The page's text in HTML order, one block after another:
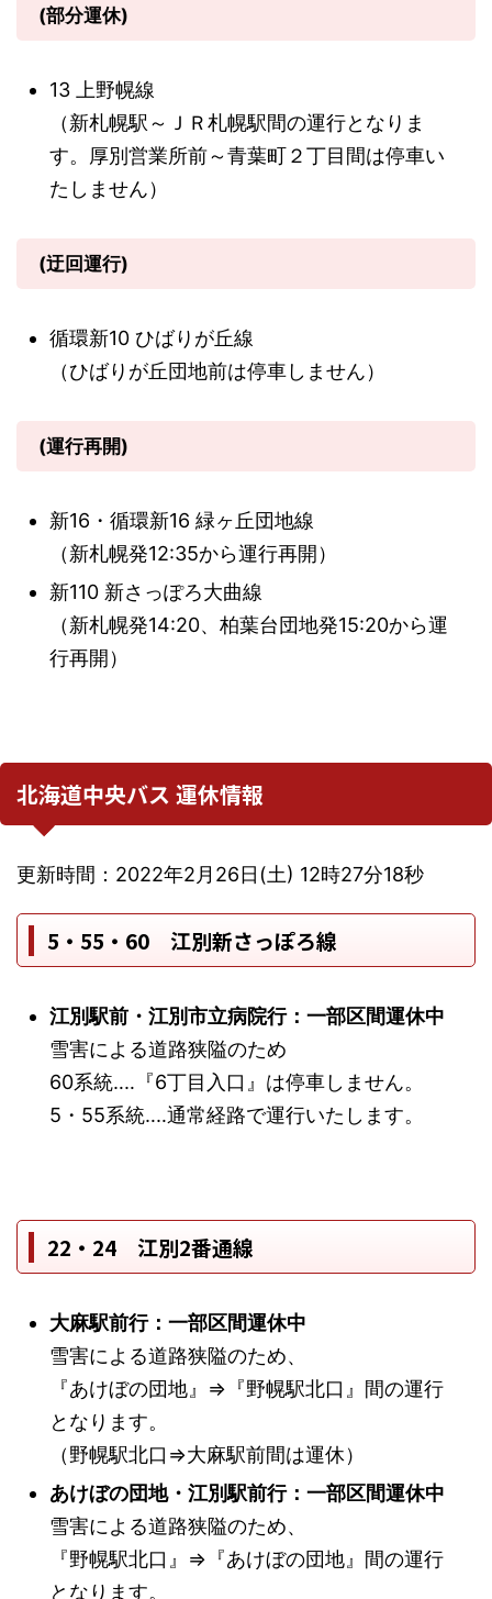
(部分運休)
13 上野幌線
（新札幌駅～ＪＲ札幌駅間の運行となりま
す。厚別営業所前～青葉町２丁目間は停車い
たしません）
(迂回運行)
循環新10 ひばりが丘線
（ひばりが丘団地前は停車しません）
(運行再開)
新16・循環新16 緑ヶ丘団地線
（新札幌発12:35から運行再開）
新110 新さっぽろ大曲線
（新札幌発14:20、柏葉台団地発15:20から運
行再開）
北海道中央バス 運休情報
更新時間：2022年2月26日(土) 12時27分18秒
5・55・60 江別新さっぽろ線
江別駅前・江別市立病院行：一部区間運休中
雪害による道路狭隘のため
60系統‥‥『6丁目入口』は停車しません。
5・55系統‥‥通常経路で運行いたします。
22・24 江別2番通線
大麻駅前行：一部区間運休中
雪害による道路狭隘のため、
『あけぼの団地』⇒『野幌駅北口』間の運行
となります。
（野幌駅北口⇒大麻駅前間は運休）
あけぼの団地・江別駅前行：一部区間運休中
雪害による道路狭隘のため、
『野幌駅北口』⇒『あけぼの団地』間の運行
となります。